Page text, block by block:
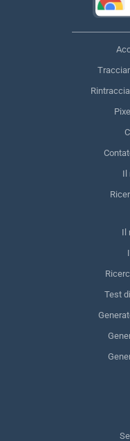
Il
Il
Test